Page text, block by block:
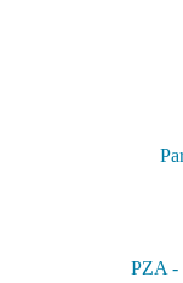
PZA -